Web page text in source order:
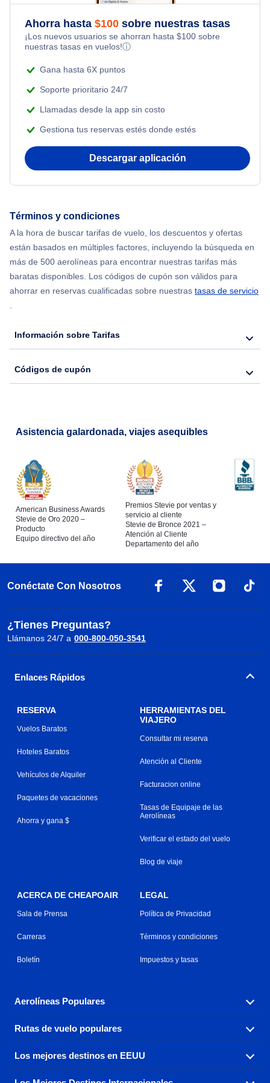
Flights Under $49
Flights Under $99
Flights Under $199
Adventure Vacations
Ahorra hasta $100 sobre nuestras tasas
¡Los nuevos usuarios se ahorran hasta $100 sobre
nuestras tasas en vuelos!ⓘ
Gana hasta 6X puntos
Soporte prioritario 24/7
Llamadas desde la app sin costo
Gestiona tus reservas estés donde estés
Descargar aplicación
Términos y condiciones
A la hora de buscar tarifas de vuelo, los descuentos y ofertas
están basados en múltiples factores, incluyendo la búsqueda en
más de 500 aerolíneas para encontrar nuestras tarifas más
baratas disponibles. Los códigos de cupón son válidos para
ahorrar en reservas cualificadas sobre nuestras tasas de servicio
.
Información sobre Tarifas
Códigos de cupón
Asistencia galardonada, viajes asequibles
American Business Awards
Stevie de Oro 2020 –
Producto
Equipo directivo del año
Premios Stevie por ventas y
servicio al cliente
Stevie de Bronce 2021 –
Atención al Cliente
Departamento del año
Conéctate Con Nosotros
¿Tienes Preguntas?
Llámanos 24/7 a 000-800-050-3541
Enlaces Rápidos
RESERVA
Vuelos Baratos
Hoteles Baratos
Vehículos de Alquiler
Paquetes de vacaciones
Ahorra y gana $
HERRAMIENTAS DEL
VIAJERO
Consultar mi reserva
Atención al Cliente
Facturacion online
Tasas de Equipaje de las
Aerolíneas
Verificar el estado del vuelo
Blog de viaje
ACERCA DE CHEAPOAIR
Sala de Prensa
Carreras
Boletín
LEGAL
Política de Privacidad
Términos y condiciones
Impuestos y tasas
Aerolíneas Populares
Explora nuestras opciones de tarifas aéreas baratas por
aerolínea, con más de 500 opciones para elegir.
Aeromexico
Rutas de vuelo populares
Reserva una de nuestras rutas de vuelo más populares
con tres sencillos clics.
Los mejores destinos en EEUU